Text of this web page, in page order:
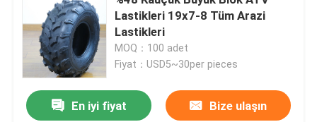
Lastikleri 19x7-8 Tüm Arazi
Lastikleri
MOQ：100 adet
Fiyat：USD5~30per pieces
En iyi fiyat Bize ulaşın